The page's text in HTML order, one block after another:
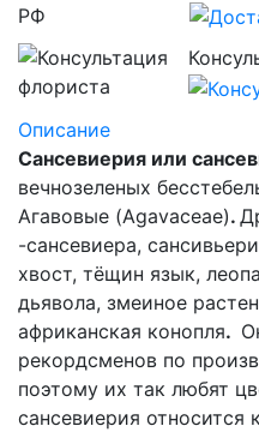
Описание
Сансевиерия или
вечнозеленых
Агавовые (Agavaceae).
-сансевиера,
хвост, тёщин язык,
дьявола, змеиное
африканская конопля.
рекордсменов по
поэтому их так любят
сансевиерия относится